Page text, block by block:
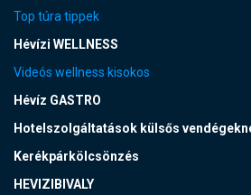
Top túra tippek
Hévízi WELLNESS
Videós wellness kisokos
Hévíz GASTRO
Hotelszolgáltatások külsős
Kerékpárkölcsönzés
HEVIZIBIVALY